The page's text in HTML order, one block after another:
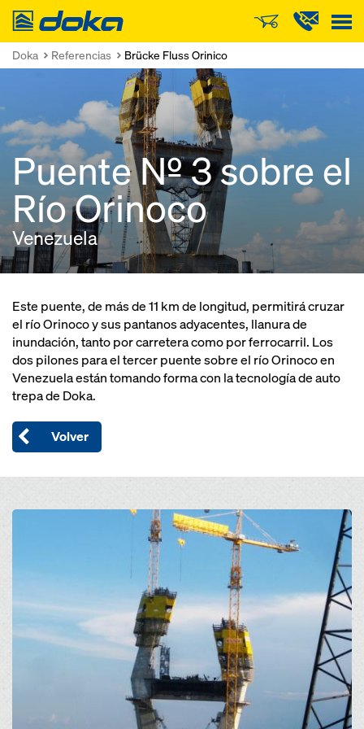
Doka
Doka Referencias Brücke Fluss Orinico
Puente Nº 3 sobre el
Río Orinoco
Venezuela
Este puente, de más de 11 km de longitud, permitirá cruzar
el río Orinoco y sus pantanos adyacentes, llanura de
inundación, tanto por carretera como por ferrocarril. Los
dos pilones para el tercer puente sobre el río Orinoco en
Venezuela están tomando forma con la tecnología de auto
trepa de Doka.
Volver
Open